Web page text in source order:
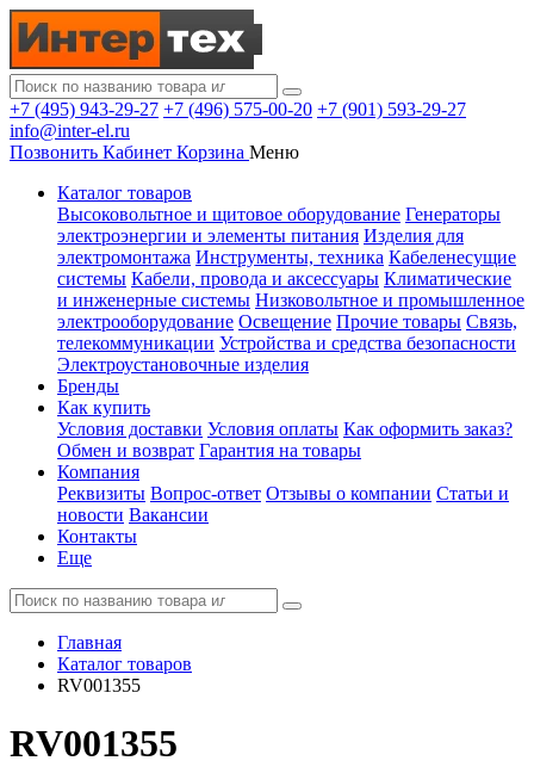
+7 (495) 943-29-27 +7 (496) 575-00-20 +7 (901) 593-29-27
info@inter-el.ru
Позвонить Кабинет Корзина Меню
Каталог товаров
Высоковольтное и щитовое оборудование Генераторы
электроэнергии и элементы питания Изделия для
электромонтажа Инструменты, техника Кабеленесущие
системы Кабели, провода и аксессуары Климатические
и инженерные системы Низковольтное и промышленное
электрооборудование Освещение Прочие товары Связь,
телекоммуникации Устройства и средства безопасности
Электроустановочные изделия
Бренды
Как купить
Условия доставки Условия оплаты Как оформить заказ?
Обмен и возврат Гарантия на товары
Компания
Реквизиты Вопрос-ответ Отзывы о компании Статьи и
новости Вакансии
Контакты
Еще
Главная
Каталог товаров
RV001355
RV001355